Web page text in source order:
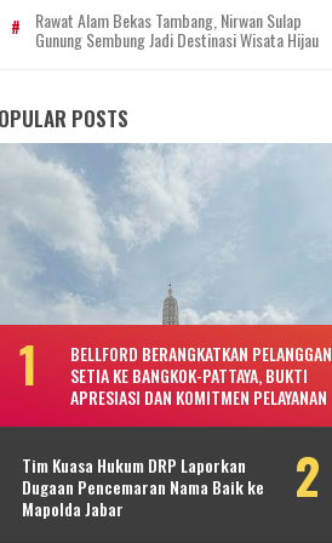
Rawat Alam Bekas Tambang, Nirwan Sulap
Gunung Sembung Jadi Destinasi Wisata Hijau
POSTS
BELLFORD BERANGKATKAN PELANGGAN
SETIA KE BANGKOK-PATTAYA, BUKTI
APRESIASI DAN KOMITMEN PELAYANAN
Tim Kuasa Hukum DRP Laporkan
Dugaan Pencemaran Nama Baik ke
Mapolda Jabar